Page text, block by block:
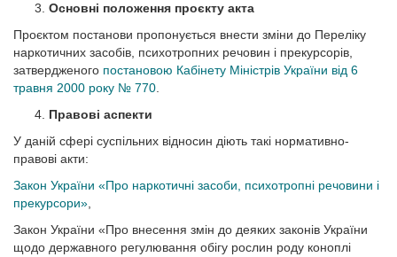
Основні положення проєкту акта
Проєктом постанови пропонується внести зміни до Переліку
наркотичних засобів, психотропних речовин і прекурсорів,
затвердженого постановою Кабінету Міністрів України від 6
травня 2000 року № 770
Правові аспекти
У даній сфері суспільних відносин діють такі нормативно-
правові акти:
Закон України «Про наркотичні засоби, психотропні речовини і
прекурсори»
Закон України «Про внесення змін до деяких законів України
щодо державного регулювання обігу рослин роду коноплі